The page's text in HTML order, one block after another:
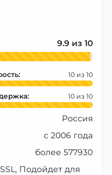
9.9
10
10
Россия
с 2006 года
более 577930
Подойдет для